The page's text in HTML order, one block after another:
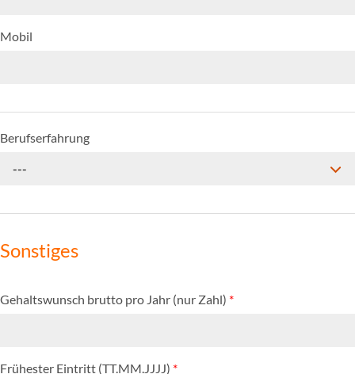
Mobil
Berufserfahrung
---
Sonstiges
Gehaltswunsch brutto pro Jahr (nur Zahl) *
Frühester Eintritt (TT.MM.JJJJ) *